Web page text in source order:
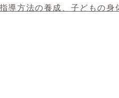
導方法の養成、子どもの